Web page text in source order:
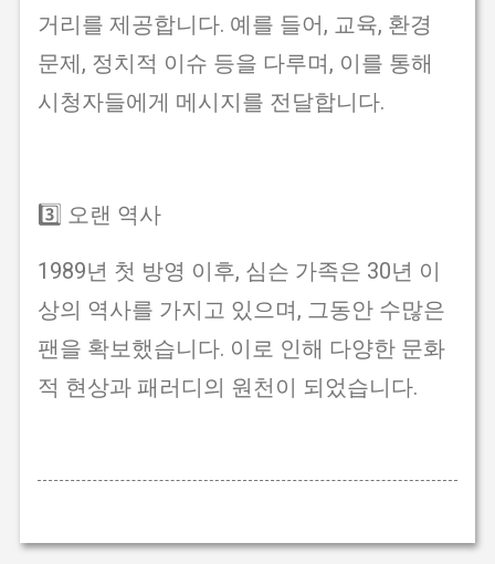
거리를 제공합니다. 예를 들어, 교육, 환경
문제, 정치적 이슈 등을 다루며, 이를 통해
시청자들에게 메시지를 전달합니다.
3️⃣ 오랜 역사
1989년 첫 방영 이후, 심슨 가족은 30년 이
상의 역사를 가지고 있으며, 그동안 수많은
팬을 확보했습니다. 이로 인해 다양한 문화
적 현상과 패러디의 원천이 되었습니다.